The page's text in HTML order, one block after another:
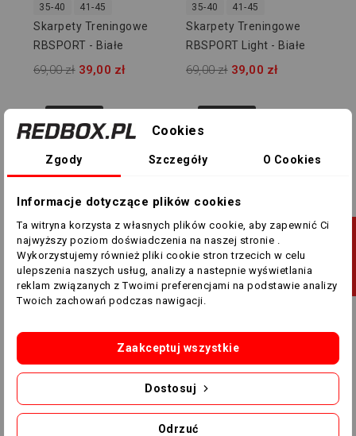
35-40 41-45
Skarpety Treningowe
RBSPORT - Białe
69,00 zł 39,00 zł
35-40 41-45
Skarpety Treningowe
RBSPORT Light - Białe
69,00 zł 39,00 zł
Wiele rozmiarów
Bluza Treningowa
Macron - Błękitni
Wiele rozmiarów
Spodnie Macron Neckar
525307
-40,00 ZŁ -20,00 ZŁ
Cookies
Zgody Szczegóły O Cookies
Informacje dotyczące plików cookies
Ta witryna korzysta z własnych plików cookie, aby zapewnić Ci
najwyższy poziom doświadczenia na naszej stronie .
Wykorzystujemy również pliki cookie stron trzecich w celu
ulepszenia naszych usług, analizy a nastepnie wyświetlania
reklam związanych z Twoimi preferencjami na podstawie analizy
Twoich zachowań podczas nawigacji.
Odrzuć
Dostosuj
Zaakceptuj wszystkie